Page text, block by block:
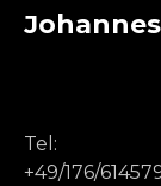
Tel:
+49/176/